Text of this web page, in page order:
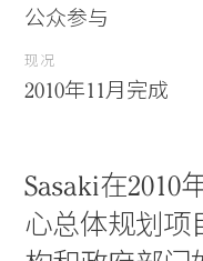
公众参与
现况
2010年11月完成
Sasaki在2010
心总体规划项